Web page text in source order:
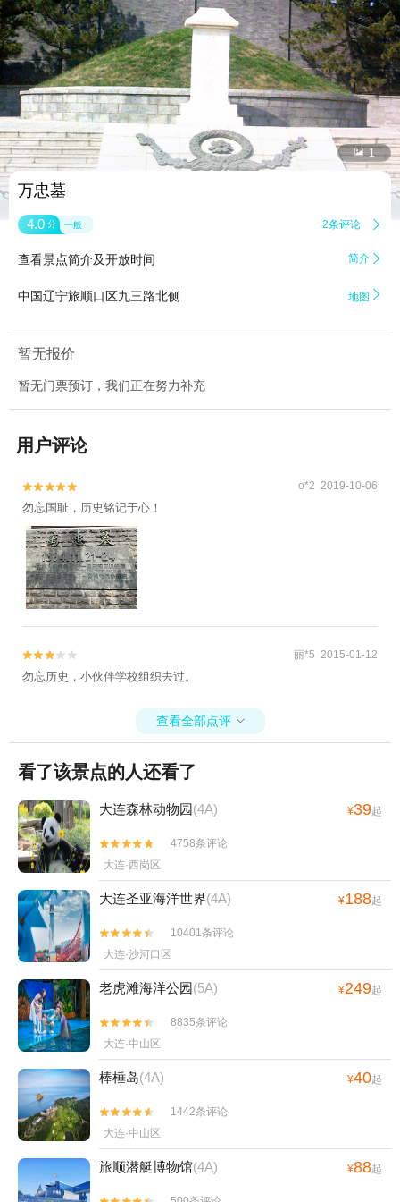
 1
万忠墓
4.0 分 一般 2条评论 
查看景点简介及开放时间 简介 
中国辽宁旅顺口区九三路北侧 地图 
暂无报价
暂无门票预订，我们正在努力补充
用户评论

 o*2 2019-10-06
勿忘国耻，历史铭记于心！

 丽*5 2015-01-12
勿忘历史，小伙伴学校组织去过。
查看全部点评 
看了该景点的人还看了
大连森林动物园(4A) ¥39起


4758条评论
大连·西岗区
大连圣亚海洋世界(4A) ¥188起


10401条评论
大连·沙河口区
老虎滩海洋公园(5A) ¥249起


8835条评论
大连·中山区
棒棰岛(4A) ¥40起


1442条评论
大连·中山区
旅顺潜艇博物馆(4A) ¥88起
